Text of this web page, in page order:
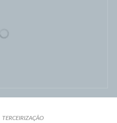
TERCEIRIZAÇÃO